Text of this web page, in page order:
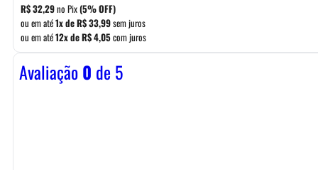
R$32,29no Pix(5% OFF)
ou em até1x deR$33,99sem juros
ou em até12x deR$4,05com juros
Avaliação0 de 5